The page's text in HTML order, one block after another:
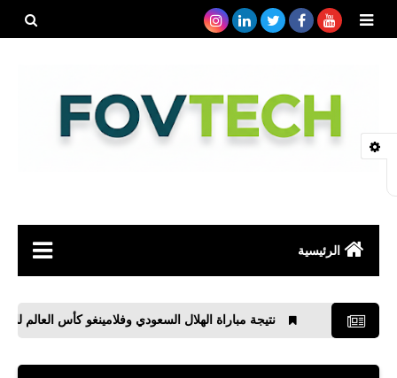
الرئيسية
رياضة
مواقع
نتيجة مباراة الهلال السعودي وفلامينغو كأس العالم للأندية